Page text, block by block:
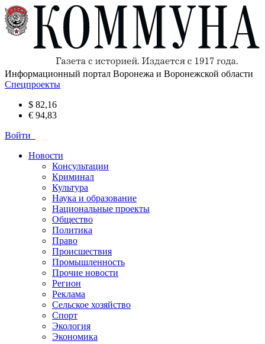
Информационный портал Воронежа и Воронежской области
Спецпроекты
$ 82,16
€ 94,83
Войти
Новости
Консультации
Криминал
Культура
Наука и образование
Национальные проекты
Общество
Политика
Право
Происшествия
Промышленность
Прочие новости
Регион
Реклама
Сельское хозяйство
Спорт
Экология
Экономика